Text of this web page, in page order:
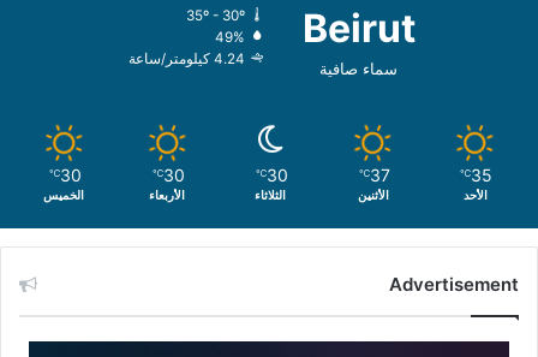
Beirut
سماء صافية
35º - 30º
49%
4.24 كيلومتر/ساعة
35
℃
الأحد
37
℃
الأثنين
30
℃
الثلاثاء
30
℃
الأربعاء
30
℃
الخميس
Advertisement